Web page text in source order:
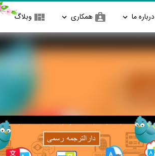
درباره ما همکاری وبلاگ